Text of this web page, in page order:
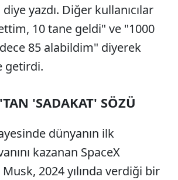
yazdı. Diğer kullanıcılar
10 tane geldi" ve "1000
85 alabildim" diyerek
getirdi.
'SADAKAT' SÖZÜ
dünyanın ilk
kazanan SpaceX
2024 yılında verdiği bir